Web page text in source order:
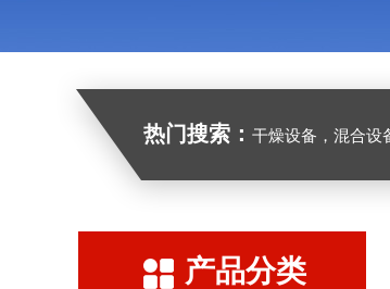
热门搜索： 干燥设备，混合设
产品分类